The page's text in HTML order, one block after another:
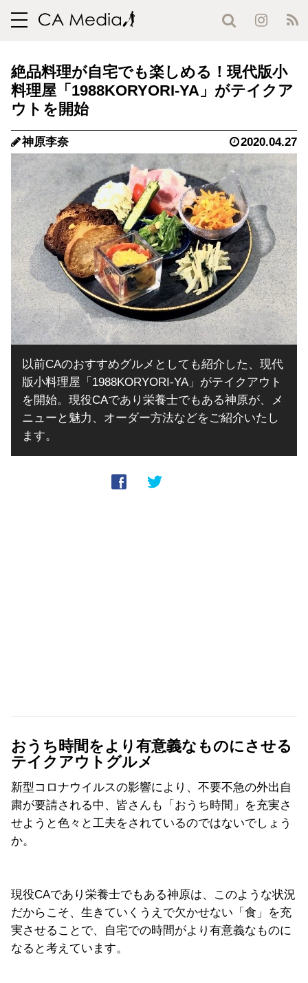
toggle
絶品料理が自宅でも楽しめる！現代版小
料理屋「1988KORYORI-YA」がテイクア
ウトを開始
神原李奈 2020.04.27
以前CAのおすすめグルメとしても紹介した、現代
版小料理屋「1988KORYORI-YA」がテイクアウト
を開始。現役CAであり栄養士でもある神原が、メ
ニューと魅力、オーダー方法などをご紹介いたし
ます。
おうち時間をより有意義なものにさせる
テイクアウトグルメ
新型コロナウイルスの影響により、不要不急の外出自
粛が要請される中、皆さんも「おうち時間」を充実さ
せようと色々と工夫をされているのではないでしょう
か。
現役CAであり栄養士でもある神原は、このような状況
だからこそ、生きていくうえで欠かせない「食」を充
実させることで、自宅での時間がより有意義なものに
なると考えています。